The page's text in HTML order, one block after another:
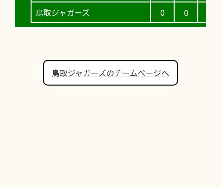
鳥取ジャガーズ
0
0
鳥取ジャガーズのチームページへ